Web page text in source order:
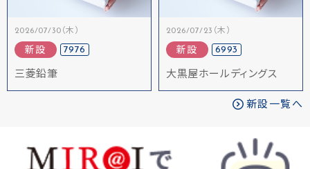
2026/07/30（木）
新設 7976
三菱鉛筆
2026/07/23（木）
新設 6993
大黒屋ホールディングス
新設一覧へ